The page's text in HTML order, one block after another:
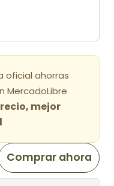
oficial ahorras
MercadoLibre
mejor
Comprar ahora